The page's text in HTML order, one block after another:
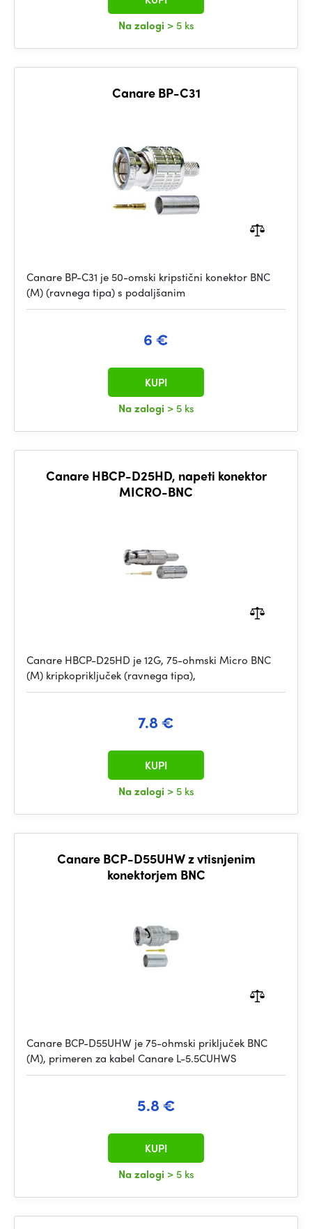
Na zalogi > 5 ks
Canare BP-C31
Canare BP-C31 je 50-omski kripstični konektor BNC
(M) (ravnega tipa) s podaljšanim
6 €
Na zalogi > 5 ks
KUPI
Canare HBCP-D25HD, napeti konektor
MICRO-BNC
Canare HBCP-D25HD je 12G, 75-ohmski Micro BNC
(M) kripkopriključek (ravnega tipa),
7.8 €
Na zalogi > 5 ks
KUPI
Canare BCP-D55UHW z vtisnjenim
konektorjem BNC
Canare BCP-D55UHW je 75-ohmski priključek BNC
(M), primeren za kabel Canare L-5.5CUHWS
5.8 €
Na zalogi > 5 ks
KUPI